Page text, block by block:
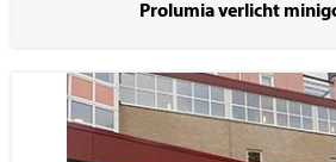
Prolumia verlicht